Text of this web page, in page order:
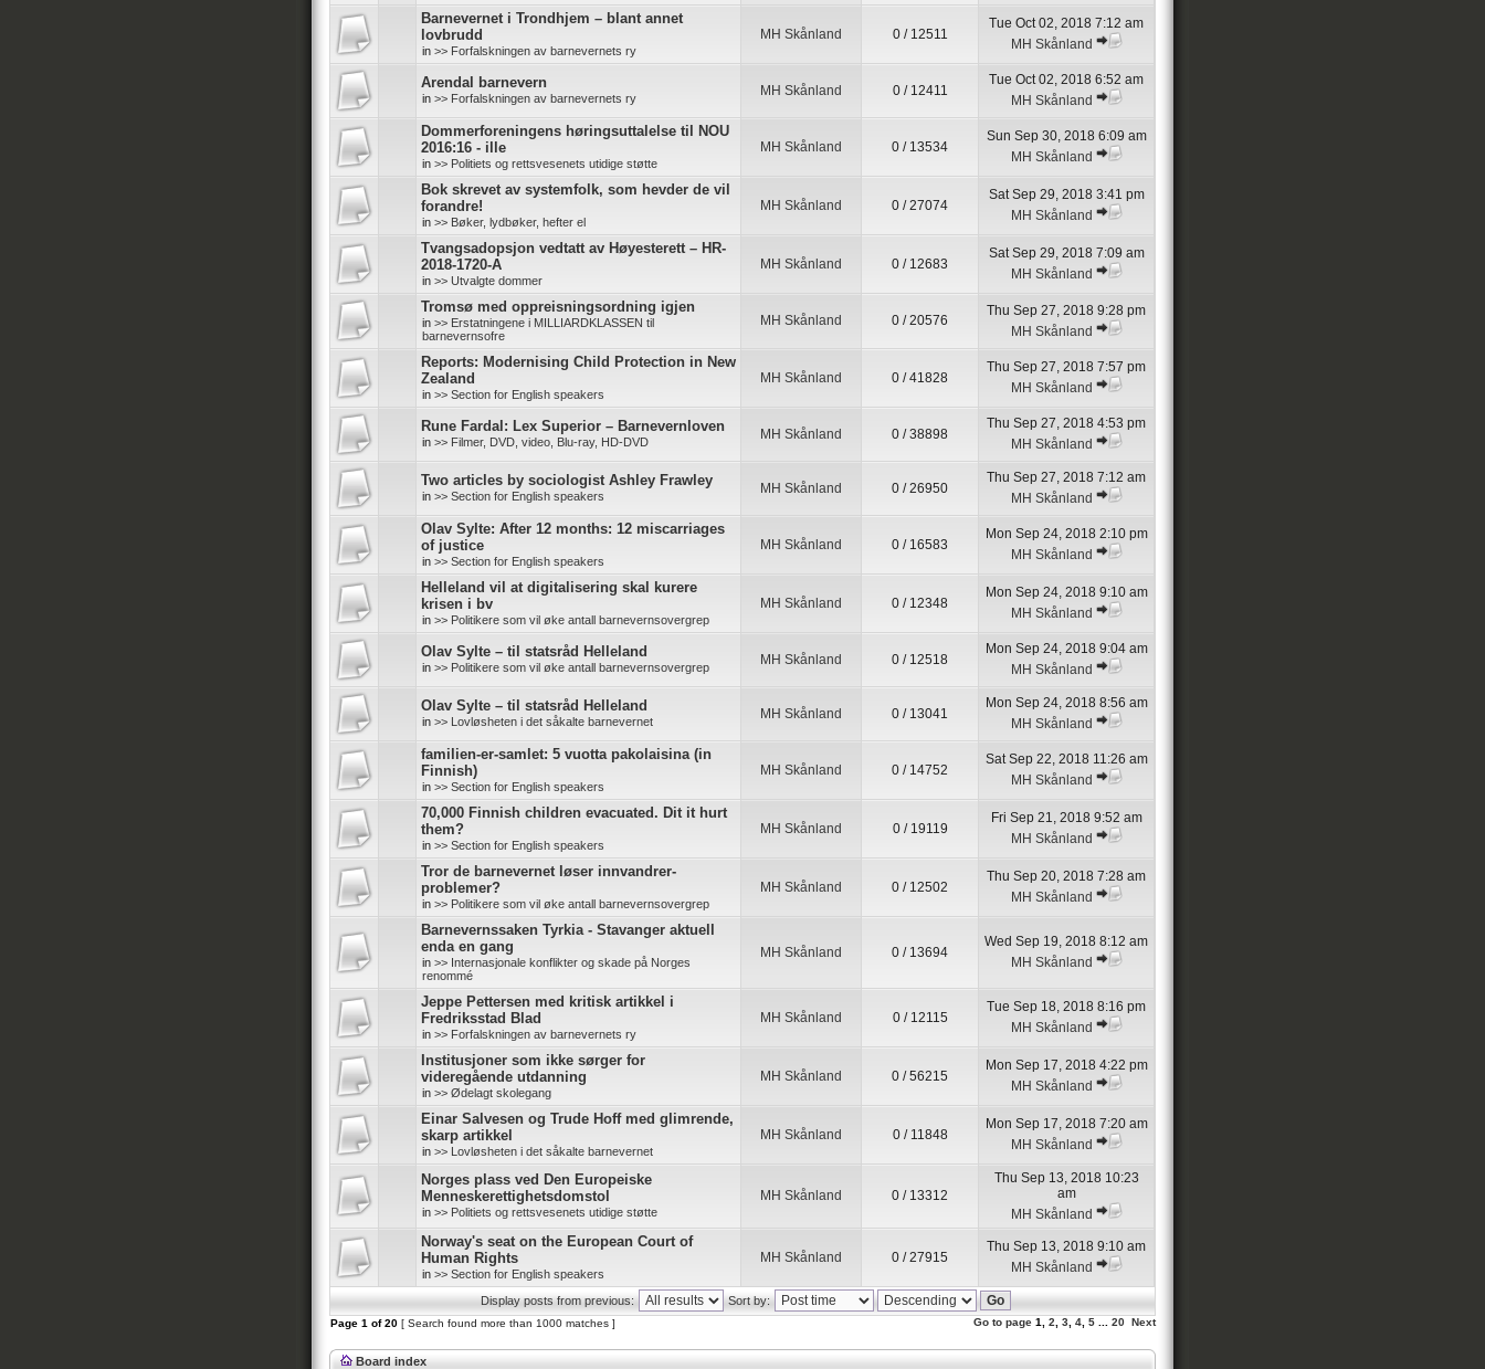
Barnevernet i Trondhjem – blant annet
lovbrudd
in >> Forfalskningen av barnevernets ry
MH Skånland 0 / 12511
Tue Oct 02, 2018 7:12 am
MH Skånland
Arendal barnevern
in >> Forfalskningen av barnevernets ry MH Skånland 0 / 12411
Tue Oct 02, 2018 6:52 am
MH Skånland
Dommerforeningens høringsuttalelse til NOU
2016:16 - ille
in >> Politiets og rettsvesenets utidige støtte
MH Skånland 0 / 13534
Sun Sep 30, 2018 6:09 am
MH Skånland
Bok skrevet av systemfolk, som hevder de vil
forandre!
in >> Bøker, lydbøker, hefter el
MH Skånland 0 / 27074
Sat Sep 29, 2018 3:41 pm
MH Skånland
Tvangsadopsjon vedtatt av Høyesterett – HR-
2018-1720-A
in >> Utvalgte dommer
MH Skånland 0 / 12683
Sat Sep 29, 2018 7:09 am
MH Skånland
Tromsø med oppreisningsordning igjen
in >> Erstatningene i MILLIARDKLASSEN til
barnevernsofre
MH Skånland 0 / 20576
Thu Sep 27, 2018 9:28 pm
MH Skånland
Reports: Modernising Child Protection in New
Zealand
in >> Section for English speakers
MH Skånland 0 / 41828
Thu Sep 27, 2018 7:57 pm
MH Skånland
Rune Fardal: Lex Superior – Barnevernloven
in >> Filmer, DVD, video, Blu-ray, HD-DVD MH Skånland 0 / 38898
Thu Sep 27, 2018 4:53 pm
MH Skånland
Two articles by sociologist Ashley Frawley
in >> Section for English speakers MH Skånland 0 / 26950
Thu Sep 27, 2018 7:12 am
MH Skånland
Olav Sylte: After 12 months: 12 miscarriages
of justice
in >> Section for English speakers
MH Skånland 0 / 16583
Mon Sep 24, 2018 2:10 pm
MH Skånland
Helleland vil at digitalisering skal kurere
krisen i bv
in >> Politikere som vil øke antall barnevernsovergrep
MH Skånland 0 / 12348
Mon Sep 24, 2018 9:10 am
MH Skånland
Olav Sylte – til statsråd Helleland
in >> Politikere som vil øke antall barnevernsovergrep MH Skånland 0 / 12518
Mon Sep 24, 2018 9:04 am
MH Skånland
Olav Sylte – til statsråd Helleland
in >> Lovløsheten i det såkalte barnevernet MH Skånland 0 / 13041
Mon Sep 24, 2018 8:56 am
MH Skånland
familien-er-samlet: 5 vuotta pakolaisina (in
Finnish)
in >> Section for English speakers
MH Skånland 0 / 14752
Sat Sep 22, 2018 11:26 am
MH Skånland
70,000 Finnish children evacuated. Dit it hurt
them?
in >> Section for English speakers
MH Skånland 0 / 19119
Fri Sep 21, 2018 9:52 am
MH Skånland
Tror de barnevernet løser innvandrer-
problemer?
in >> Politikere som vil øke antall barnevernsovergrep
MH Skånland 0 / 12502
Thu Sep 20, 2018 7:28 am
MH Skånland
Barnevernssaken Tyrkia - Stavanger aktuell
enda en gang
in >> Internasjonale konflikter og skade på Norges
renommé
MH Skånland 0 / 13694
Wed Sep 19, 2018 8:12 am
MH Skånland
Jeppe Pettersen med kritisk artikkel i
Fredriksstad Blad
in >> Forfalskningen av barnevernets ry
MH Skånland 0 / 12115
Tue Sep 18, 2018 8:16 pm
MH Skånland
Institusjoner som ikke sørger for
videregående utdanning
in >> Ødelagt skolegang
MH Skånland 0 / 56215
Mon Sep 17, 2018 4:22 pm
MH Skånland
Einar Salvesen og Trude Hoff med glimrende,
skarp artikkel
in >> Lovløsheten i det såkalte barnevernet
MH Skånland 0 / 11848
Mon Sep 17, 2018 7:20 am
MH Skånland
Norges plass ved Den Europeiske
Menneskerettighetsdomstol
in >> Politiets og rettsvesenets utidige støtte
MH Skånland 0 / 13312
Thu Sep 13, 2018 10:23
am
MH Skånland
Norway's seat on the European Court of
Human Rights
in >> Section for English speakers
MH Skånland 0 / 27915
Thu Sep 13, 2018 9:10 am
MH Skånland
Display posts from previous: Sort by:
Page 1 of20 [ Search found more than 1000 matches ] Go to page 1 2 3 4 5 20 Next
Board index